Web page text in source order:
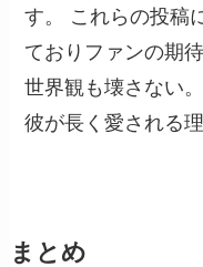
す。 これらの投稿
ておりファンの期
世界観も壊さない
彼が長く愛される
まとめ